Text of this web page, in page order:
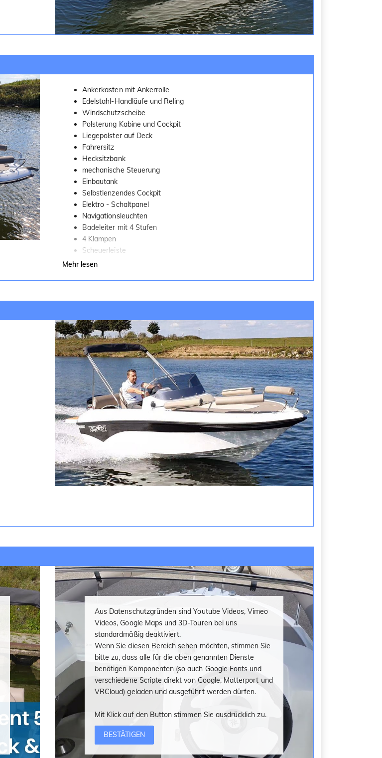
Ankerkasten mit Ankerrolle
Edelstahl-Handläufe und Reling
Windschutzscheibe
Polsterung Kabine und Cockpit
Liegepolster auf Deck
Fahrersitz
Hecksitzbank
mechanische Steuerung
Einbautank
Selbstlenzendes Cockpit
Elektro - Schaltpanel
Navigationsleuchten
Badeleiter mit 4 Stufen
4 Klampen
Scheuerleiste
automatische,elektrische Bilgenpumpe
Mehr lesen
Aus Datenschutzgründen sind Youtube Videos, Vimeo
Videos, Google Maps und 3D-Touren bei uns
standardmäßig deaktiviert.
Wenn Sie diesen Bereich sehen möchten, stimmen Sie
bitte zu, dass alle für die oben genannten Dienste
benötigen Komponenten (so auch Google Fonts und
verschiedene Scripte direkt von Google, Matterport und
VRCloud) geladen und ausgeführt werden dürfen.
Mit Klick auf den Button stimmen Sie ausdrücklich zu.
BESTÄTIGEN